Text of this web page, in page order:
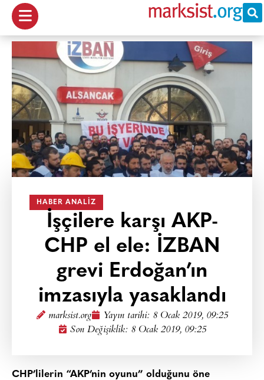
HABER ANALIZ
İşçilere karşı AKP-
CHP el ele: İZBAN
grevi Erdoğan’ın
imzasıyla yasaklandı
marksist.org Yayın tarihi: 8 Ocak 2019, 09:25
Son Değişiklik: 8 Ocak 2019, 09:25
CHP’lilerin “AKP’nin oyunu” olduğunu öne